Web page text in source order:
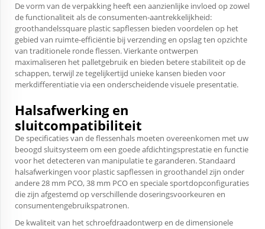
De vorm van de verpakking heeft een aanzienlijke invloed op zowel
de functionaliteit als de consumenten-aantrekkelijkheid:
groothandelssquare plastic sapflessen bieden voordelen op het
gebied van ruimte-efficiëntie bij verzending en opslag ten opzichte
van traditionele ronde flessen. Vierkante ontwerpen
maximaliseren het palletgebruik en bieden betere stabiliteit op de
schappen, terwijl ze tegelijkertijd unieke kansen bieden voor
merkdifferentiatie via een onderscheidende visuele presentatie.
Halsafwerking en
sluitcompatibiliteit
De specificaties van de flessenhals moeten overeenkomen met uw
beoogd sluitsysteem om een goede afdichtingsprestatie en functie
voor het detecteren van manipulatie te garanderen. Standaard
halsafwerkingen voor plastic sapflessen in groothandel zijn onder
andere 28 mm PCO, 38 mm PCO en speciale sportdopconfiguraties
die zijn afgestemd op verschillende doseringsvoorkeuren en
consumentengebruikspatronen.
De kwaliteit van het schroefdraadontwerp en de dimensionele